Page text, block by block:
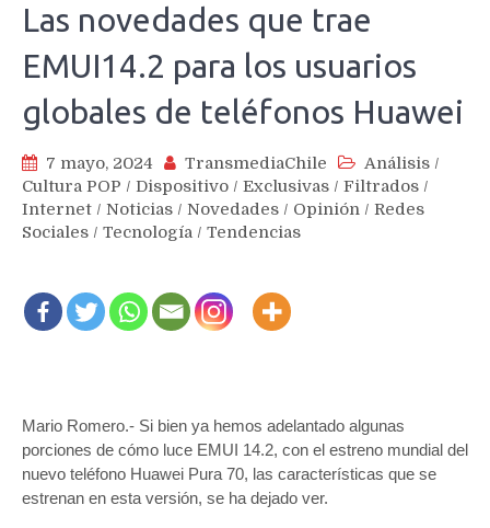
Las novedades que trae
EMUI14.2 para los usuarios
globales de teléfonos Huawei
7 mayo, 2024 TransmediaChile Análisis /
Cultura POP / Dispositivo / Exclusivas / Filtrados /
Internet / Noticias / Novedades / Opinión / Redes
Sociales / Tecnología / Tendencias
Mario Romero.- Si bien ya hemos adelantado algunas
porciones de cómo luce EMUI 14.2, con el estreno mundial del
nuevo teléfono Huawei Pura 70, las características que se
estrenan en esta versión, se ha dejado ver.